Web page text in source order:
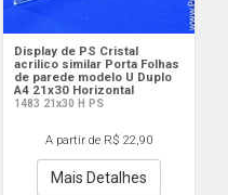
Display de PS Cristal
acrilico similar Porta Folhas
de parede modelo U Duplo
A4 21x30 Horizontal
1483 21x30 H PS
A partir de R$ 22,90
Mais Detalhes